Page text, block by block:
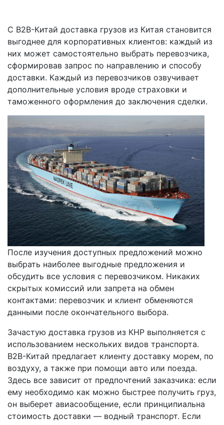
С B2B-Китай доставка грузов из Китая становится
выгоднее для корпоративных клиентов: каждый из
них может самостоятельно выбрать перевозчика,
сформировав запрос по направлению и способу
доставки. Каждый из перевозчиков озвучивает
дополнительные условия вроде страховки и
таможенного оформления до заключения сделки.
После изучения доступных предложений можно
выбрать наиболее выгодные предложения и
обсудить все условия с перевозчиком. Никаких
скрытых комиссий или запрета на обмен
контактами: перевозчик и клиент обменяются
данными после окончательного выбора.
Зачастую доставка грузов из КНР выполняется с
использованием нескольких видов транспорта.
B2B-Китай предлагает клиенту доставку морем, по
воздуху, а также при помощи авто или поезда.
Здесь все зависит от предпочтений заказчика: если
ему необходимо как можно быстрее получить груз,
он выберет авиасообщение, если принципиальна
стоимость доставки — водный транспорт. Если